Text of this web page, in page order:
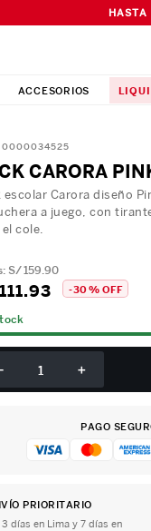
HASTA
ACCESORIOS
0000034525
CARORA
escolar Carora diseño
a juego, con
cole.
S/159.90
111.93 -30 % OFF
＋
PAGO
PRIORITARIO
3 días en Lima y 7 días en